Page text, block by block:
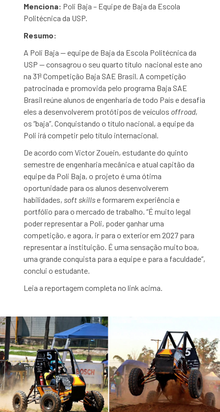
Menciona: Poli Baja – Equipe de Baja da Escola
Politécnica da USP.
Resumo:
A Poli Baja — equipe de Baja da Escola Politécnica da
USP — consagrou o seu quarto título nacional este ano
na 31ª Competição Baja SAE Brasil. A competição
patrocinada e promovida pelo programa Baja SAE
Brasil reúne alunos de engenharia de todo País e desafia
eles a desenvolverem protótipos de veículos offroad,
os “baja”. Conquistando o título nacional, a equipe da
Poli irá competir pelo título internacional.
De acordo com Victor Zouein, estudante do quinto
semestre de engenharia mecânica e atual capitão da
equipe da Poli Baja, o projeto é uma ótima
oportunidade para os alunos desenvolverem
habilidades, soft skillse formarem experiência e
portfólio para o mercado de trabalho. “É muito legal
poder representar a Poli, poder ganhar uma
competição, e agora, ir para o exterior em 2027 para
representar a instituição. É uma sensação muito boa,
uma grande conquista para a equipe e para a faculdade”,
conclui o estudante.
Leia a reportagem completa no link acima.